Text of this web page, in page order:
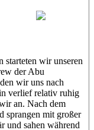
starteten wir unseren
der Abu
wir uns nach
verlief relativ ruhig
an. Nach dem
sprangen mit großer
und sahen während